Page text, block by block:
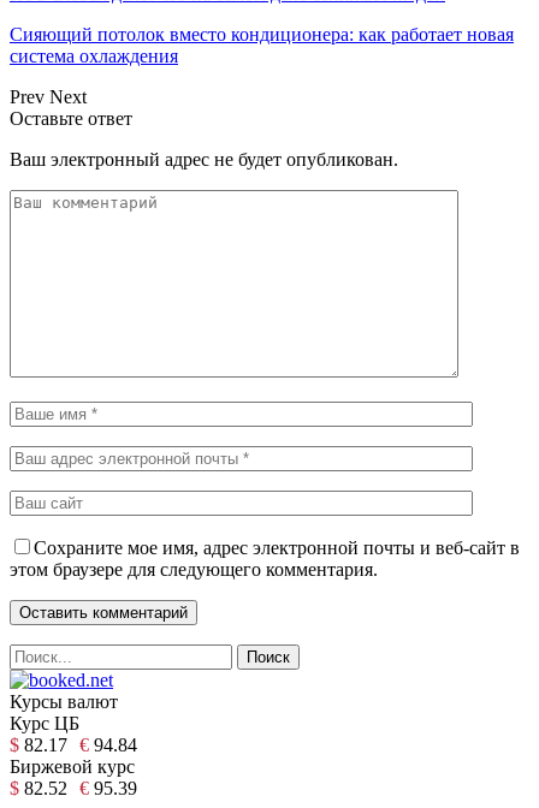
Сияющий потолок вместо кондиционера: как работает новая
система охлаждения
Prev Next
Оставьте ответ
Ваш электронный адрес не будет опубликован.
Сохраните мое имя, адрес электронной почты и веб-сайт в
этом браузере для следующего комментария.
Курсы валют
Курс ЦБ
$ 82.17 € 94.84
Биржевой курс
$ 82.52 € 95.39